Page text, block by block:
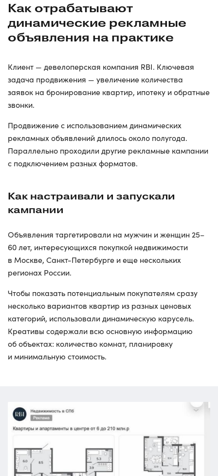
Как отрабатывают
динамические рекламные
объявления на практике
Клиент — девелоперская компания RBI. Ключевая
задача продвижения — увеличение количества
заявок на бронирование квартир, ипотеку и обратные
звонки.
Продвижение с использованием динамических
рекламных объявлений длилось около полугода.
Параллельно проходили другие рекламные кампании
с подключением разных форматов.
Как настраивали и запускали
кампании
Объявления таргетировали на мужчин и женщин 25–
60 лет, интересующихся покупкой недвижимости
в Москве, Санкт-Петербурге и еще нескольких
регионах России.
Чтобы показать потенциальным покупателям сразу
несколько вариантов квартир из разных ценовых
категорий, использовали динамическую карусель.
Креативы содержали всю основную информацию
об объектах: количество комнат, планировку
и минимальную стоимость.